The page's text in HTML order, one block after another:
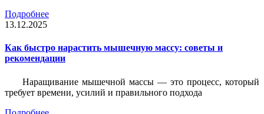
Подробнее
13.12.2025
Как быстро нарастить мышечную массу: советы и
рекомендации
Наращивание мышечной массы — это процесс, который
требует времени, усилий и правильного подхода